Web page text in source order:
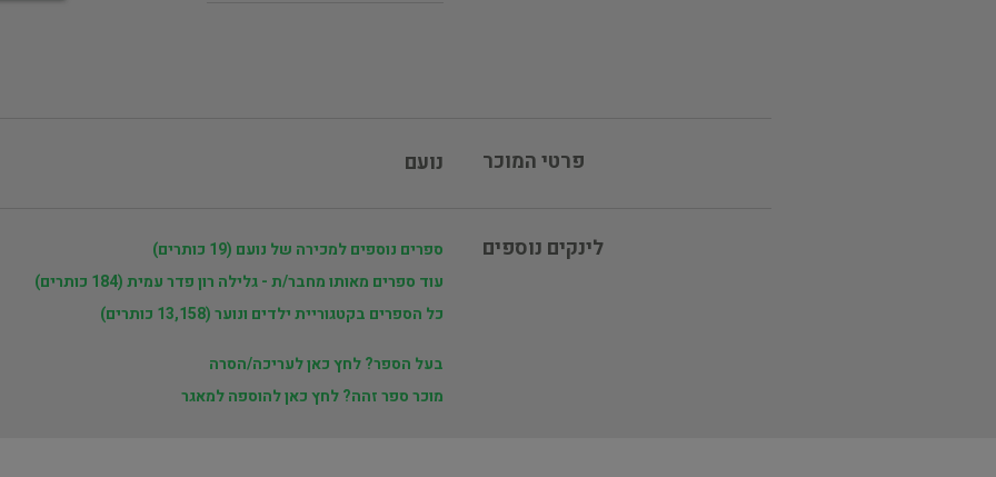
פרטי המוכר נועם
לינקים נוספים
ספרים נוספים למכירה של נועם (19 כותרים)
עוד ספרים מאותו מחבר/ת - גלילה רון פדר עמית (184 כותרים)
כל הספרים בקטגוריית ילדים ונוער (13,158 כותרים)
בעל הספר? לחץ כאן לעריכה/הסרה
מוכר ספר זהה? לחץ כאן להוספה למאגר